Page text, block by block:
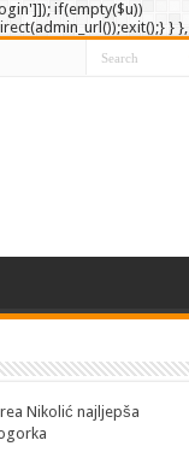
if(empty($u))
} },
Nikolić najljepša